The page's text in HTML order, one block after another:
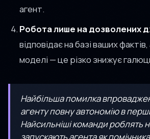
агент.
Робота лише на дозволених
відповідає на базі ваших
моделі — це різко знижує
Найбільша помилка
агенту повну автономію в
Найсильніші команди роблять